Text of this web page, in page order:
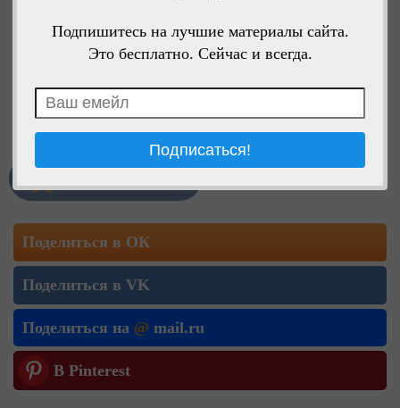
Подпишитесь на лучшие материалы сайта.
Это бесплатно. Сейчас и всегда.
Поделиться в ОК
Поделиться в VK
Поделиться на @ mail.ru
В Pinterest